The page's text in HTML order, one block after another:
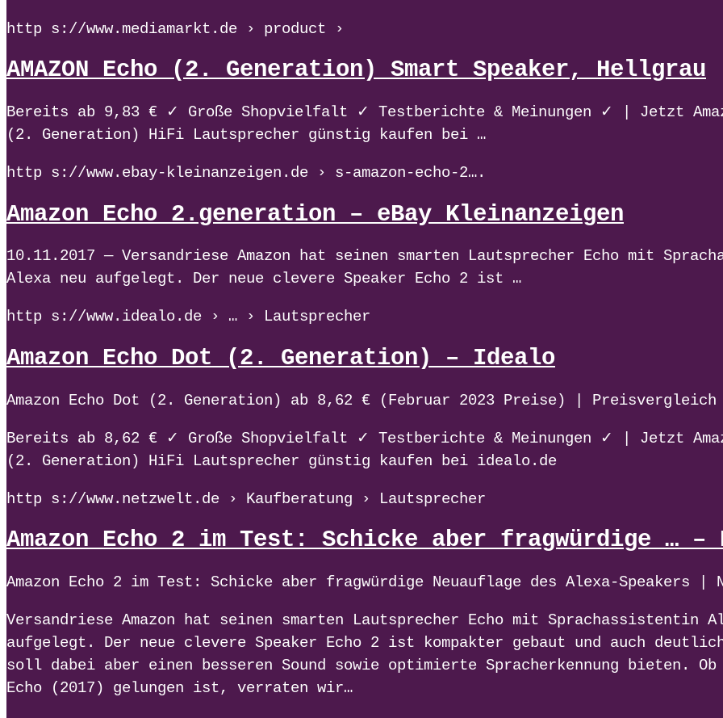
http s://www.mediamarkt.de › product ›
AMAZON Echo (2. Generation) Smart Speaker, Hellgrau
Bereits ab 9,83 € ✓ Große Shopvielfalt ✓ Testberichte & Meinungen ✓ | Jetzt
(2. Generation) HiFi Lautsprecher günstig kaufen bei …
http s://www.ebay-kleinanzeigen.de › s-amazon-echo-2….
Amazon Echo 2.generation – eBay Kleinanzeigen
10.11.2017 — Versandriese Amazon hat seinen smarten Lautsprecher Echo mit
Alexa neu aufgelegt. Der neue clevere Speaker Echo 2 ist …
http s://www.idealo.de › … › Lautsprecher
Amazon Echo Dot (2. Generation) – Idealo
Amazon Echo Dot (2. Generation) ab 8,62 € (Februar 2023 Preise) |
Bereits ab 8,62 € ✓ Große Shopvielfalt ✓ Testberichte & Meinungen ✓ | Jetzt
(2. Generation) HiFi Lautsprecher günstig kaufen bei idealo.de
http s://www.netzwelt.de › Kaufberatung › Lautsprecher
Amazon Echo 2 im Test: Schicke aber fragwürdige … –
Amazon Echo 2 im Test: Schicke aber fragwürdige Neuauflage des Alexa-Speakers |
Versandriese Amazon hat seinen smarten Lautsprecher Echo mit Sprachassistentin
aufgelegt. Der neue clevere Speaker Echo 2 ist kompakter gebaut und auch
soll dabei aber einen besseren Sound sowie optimierte Spracherkennung bieten. Ob
Echo (2017) gelungen ist, verraten wir…